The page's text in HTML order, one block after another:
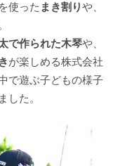
使った まき割りや、
で作られた木琴や、
が楽しめる株式会社
で遊ぶ子どもの様子
した。